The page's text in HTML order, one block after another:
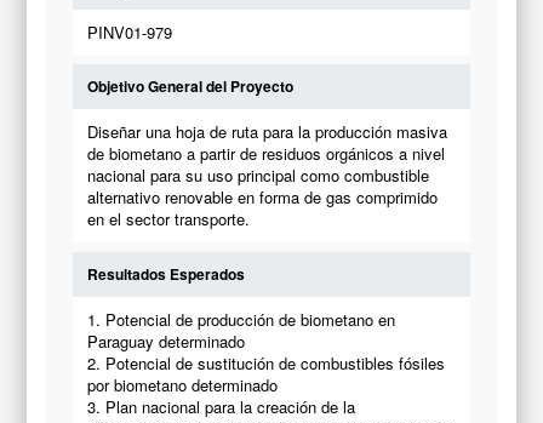
PINV01-979
Objetivo General del Proyecto
Diseñar una hoja de ruta para la producción masiva
de biometano a partir de residuos orgánicos a nivel
nacional para su uso principal como combustible
alternativo renovable en forma de gas comprimido
en el sector transporte.
Resultados Esperados
1. Potencial de producción de biometano en
Paraguay determinado
2. Potencial de sustitución de combustibles fósiles
por biometano determinado
3. Plan nacional para la creación de la